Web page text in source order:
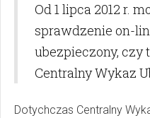
Od 1 lipca 2012 r.
sprawdzenie on-
ubezpieczony, czy
Centralny Wykaz
Dotychczas Centralny